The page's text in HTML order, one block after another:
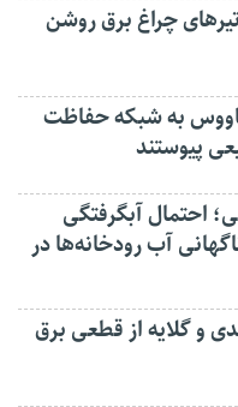
چراغ برق روشن
به شبکه حفاظت
پیوستند
احتمال آبگرفتگی
آب رودخانه‌ها در
و گلایه از قطعی برق